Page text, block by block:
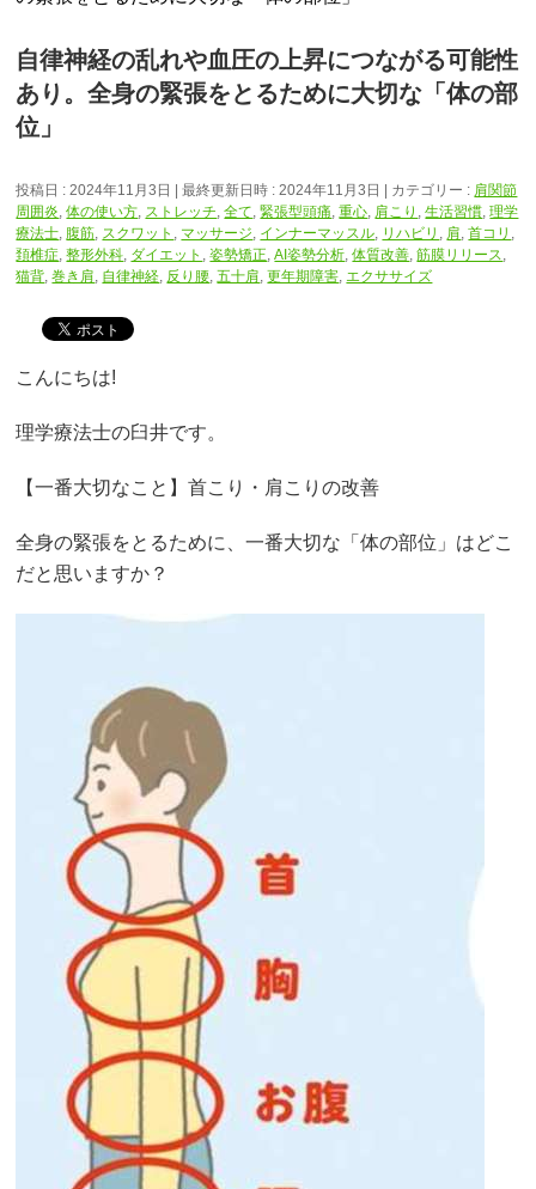
自律神経の乱れや血圧の上昇につながる可能性
あり。全身の緊張をとるために大切な「体の部
位」
投稿日 : 2024年11月3日 最終更新日時 : 2024年11月3日 カテゴリー : 肩関節
周囲炎,体の使い方, ストレッチ,全て,緊張型頭痛,重心, 肩こり ,生活習慣,理学
療法士, 腹筋, スクワット , マッサージ, インナーマッスル, リハビリ , 肩,首コリ ,
頚椎症,整形外科, ダイエット ,姿勢矯正,AI姿勢分析,体質改善,筋膜リリース,
猫背,巻き肩, 自律神経, 反り腰,五十肩,更年期障害,エクササイズ
こんにちは!
理学療法士の臼井です。
【一番大切なこと】首こり・肩こりの改善
全身の緊張をとるために、一番大切な「体の部位」はどこ
だと思いますか？